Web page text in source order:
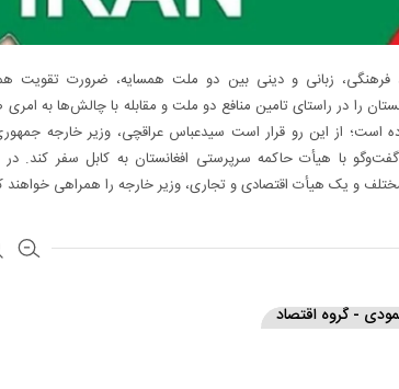
فرهنگی، زبانی و دینی بین دو ملت همسایه، ضرورت تقویت
را در راستای تامین منافع دو ملت و مقابله با چالش‌ها به
است؛ از این رو قرار است سیدعباس عراقچی، وزیر خارجه
با هیأت حاکمه سرپرستی افغانستان به کابل سفر کند. در
مختلف و یک هیأت اقتصادی و تجاری، وزیر خارجه را همراهی خواهند
- گروه اقتصاد